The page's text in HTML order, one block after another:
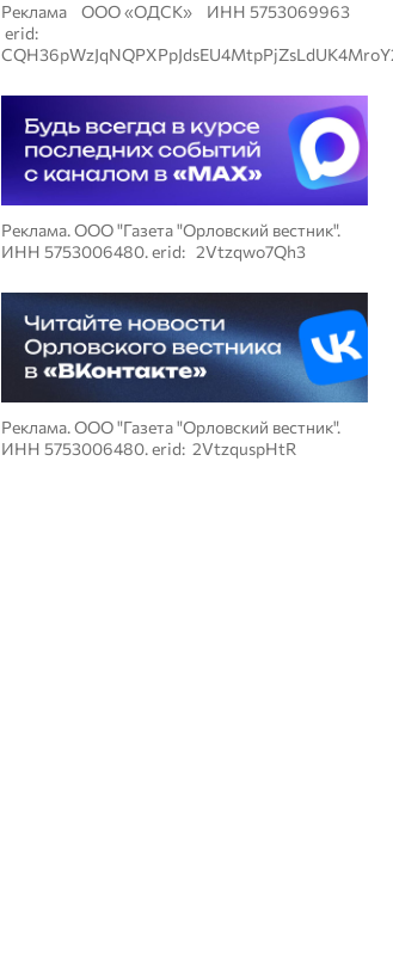
Реклама ООО «ОДСК» ИНН 5753069963
erid:
Реклама. ООО "Газета "Орловский вестник".
ИНН 5753006480. erid: 2Vtzqwo7Qh3
Реклама. ООО "Газета "Орловский вестник".
ИНН 5753006480. erid: 2VtzquspHtR